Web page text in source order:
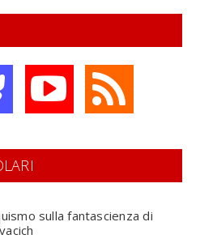
sulla fantascienza di